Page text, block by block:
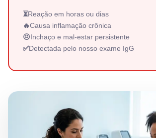
⏳Reação em horas ou dias
🔥Causa inflamação crônica
😣Inchaço e mal-estar persistente
✅Detectada pelo nosso exame IgG